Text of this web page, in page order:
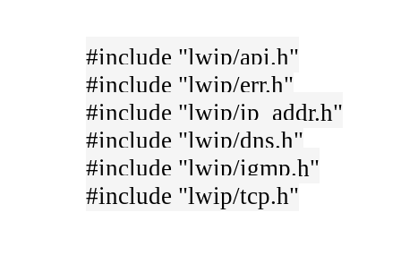
#include "lwip/api.h"
#include "lwip/err.h"
#include "lwip/ip_addr.h"
#include "lwip/dns.h"
#include "lwip/igmp.h"
#include "lwip/tcp.h"